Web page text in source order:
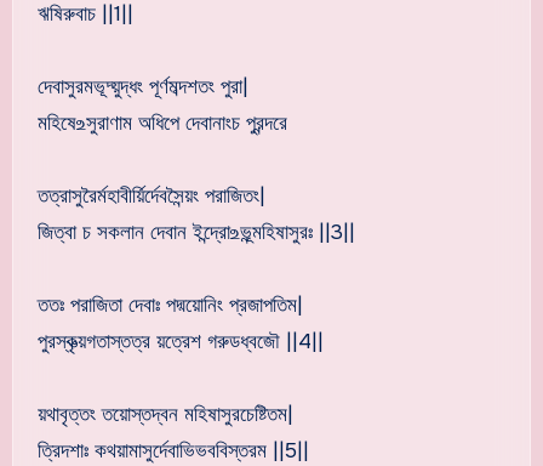
ঋষিরুবাচ ||1||
দেবাসুরমভূদ্য়ুদ্ধং পূর্ণমব্দশতং পুরা|
মহিষে‌உসুরাণাম অধিপে দেবানাংচ পুরন্দরে
তত্রাসুরৈর্মহাবীর্য়ির্দেবসৈন্য়ং পরাজিতং|
জিত্বা চ সকলান দেবান ইন্দ্রো‌உভূন্মহিষাসুরঃ ||3||
ততঃ পরাজিতা দেবাঃ পদ্ময়োনিং প্রজাপতিম|
পুরস্কৃত্য়গতাস্তত্র য়ত্রেশ গরুডধ্বজৌ ||4||
য়থাবৃত্তং তয়োস্তদ্বন মহিষাসুরচেষ্টিতম|
ত্রিদশাঃ কথয়ামাসুর্দেবাভিভববিস্তরম ||5||